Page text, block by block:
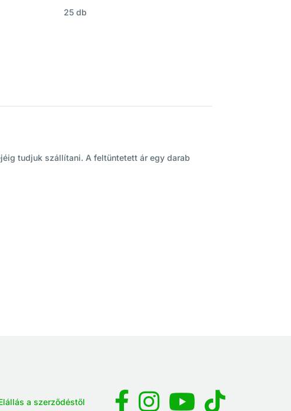
25 db
tudjuk szállítani. A feltüntetett ár egy darab
a szerződéstől